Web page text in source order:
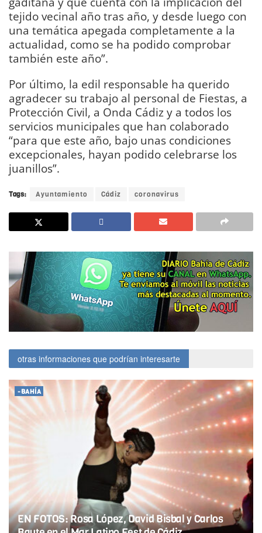
tejido vecinal año tras año, y desde luego con
una temática apegada completamente a la
actualidad, como se ha podido comprobar
también este año”.
Por último, la edil responsable ha querido
agradecer su trabajo al personal de Fiestas, a
Protección Civil, a Onda Cádiz y a todos los
servicios municipales que han colaborado
“para que este año, bajo unas condiciones
excepcionales, hayan podido celebrarse los
juanillos”.
Tags: Ayuntamiento Cádiz coronavirus
otras informaciones que podrían interesarte
-BAHÍA
EN FOTOS: Rosa López, David Bisbal y Carlos